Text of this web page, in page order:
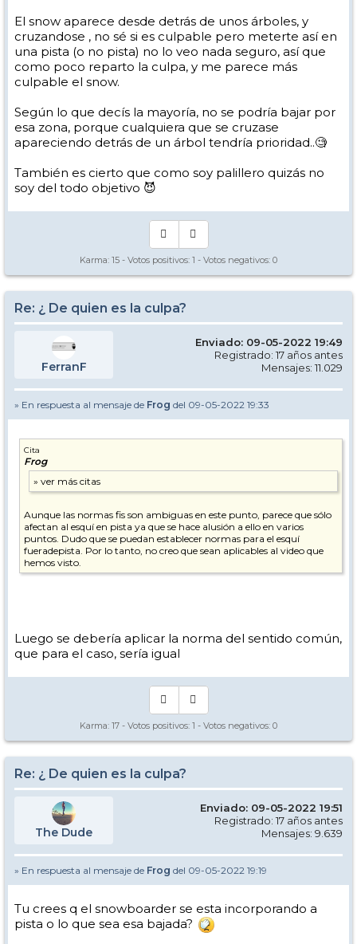
El snow aparece desde detrás de unos árboles, y
cruzandose , no sé si es culpable pero meterte así en
una pista (o no pista) no lo veo nada seguro, así que
como poco reparto la culpa, y me parece más
culpable el snow.
Según lo que decís la mayoría, no se podría bajar por
esa zona, porque cualquiera que se cruzase
apareciendo detrás de un árbol tendría prioridad..🧐
También es cierto que como soy palillero quizás no
soy del todo objetivo 😈
Karma: 15 - Votos positivos: 1 - Votos negativos: 0
Re: ¿ De quien es la culpa?
FerranF
Enviado: 09-05-2022 19:49
Registrado: 17 años antes
Mensajes: 11.029
» En respuesta al mensaje de Frog del 09-05-2022 19:33
Cita
Frog
Aunque las normas fis son ambiguas en este punto, parece que sólo
afectan al esquí en pista ya que se hace alusión a ello en varios
puntos. Dudo que se puedan establecer normas para el esquí
fueradepista. Por lo tanto, no creo que sean aplicables al video que
hemos visto.
Luego se debería aplicar la norma del sentido común,
que para el caso, sería igual
Karma: 17 - Votos positivos: 1 - Votos negativos: 0
Re: ¿ De quien es la culpa?
The Dude
Enviado: 09-05-2022 19:51
Registrado: 17 años antes
Mensajes: 9.639
» En respuesta al mensaje de Frog del 09-05-2022 19:19
Tu crees q el snowboarder se esta incorporando a
pista o lo que sea esa bajada?